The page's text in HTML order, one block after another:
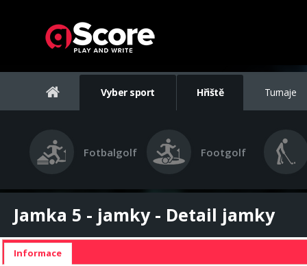
Vyber sport Hřiště Turnaje
Fotbalgolf Footgolf
Jamka 5 - jamky - Detail jamky
Informace